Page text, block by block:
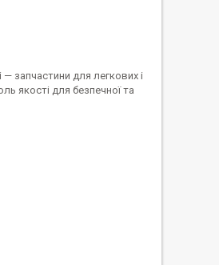
запчастини для легкових і
якості для безпечної та